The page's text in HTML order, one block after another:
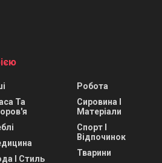
Та
І Стиль
Робота
Сировина І
Матеріали
Спорт І
Відпочинок
Тварини